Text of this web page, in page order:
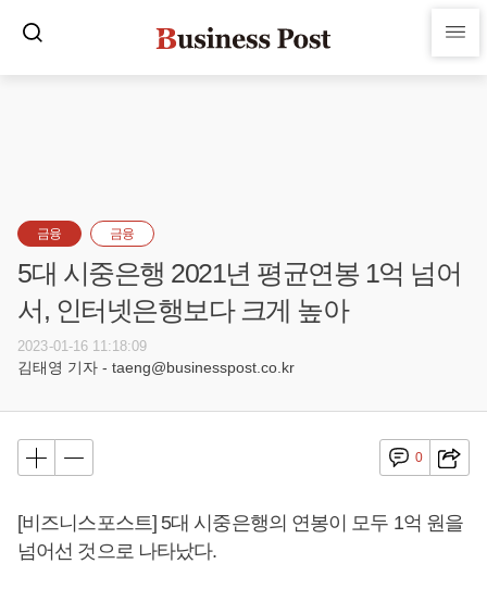
금융 금융
5대 시중은행 2021년 평균연봉 1억 넘어
서, 인터넷은행보다 크게 높아
2023-01-16 11:18:09
김태영 기자 - taeng@businesspost.co.kr
0
[비즈니스포스트] 5대 시중은행의 연봉이 모두 1억 원을
넘어선 것으로 나타났다.